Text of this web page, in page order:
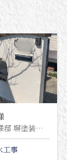
白石町 H様邸 塀塗装塗り替え工事
工事